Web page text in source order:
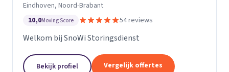
Eindhoven, Noord-Brabant
10,0Moving Score 54 reviews
Welkom bij SnoWi Storingsdienst
Bekijk profiel Vergelijk offertes